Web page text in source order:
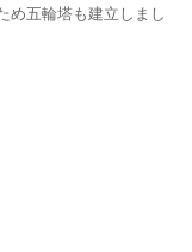
め五輪塔も建立しまし